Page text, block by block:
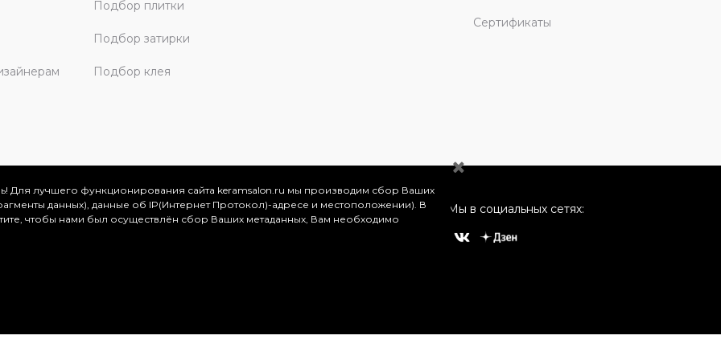
Подбор плитки
Подбор затирки
Подбор клея
Сертификаты
и Московской области, 2026
представлена на сайте в ознакомительных целях и ни
определяемой положениями Статьи 437 (2) Гражданского
Мы в социальных сетях:
Для лучшего функционирования сайта keramsalon.ru мы производим сбор Ваших
данных), данные об IP(Интернет Протокол)-адресе и местоположении). В
чтобы нами был осуществлён сбор Ваших метаданных, Вам необходимо